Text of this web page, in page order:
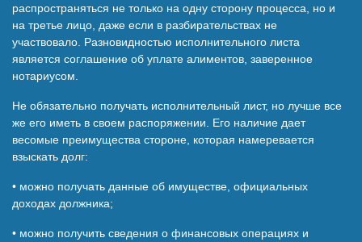
распространяться не только на одну сторону процесса, но и
на третье лицо, даже если в разбирательствах не
участвовало. Разновидностью исполнительного листа
является соглашение об уплате алиментов, заверенное
нотариусом.
Не обязательно получать исполнительный лист, но лучше все
же его иметь в своем распоряжении. Его наличие дает
весомые преимущества стороне, которая намеревается
взыскать долг:
• можно получать данные об имуществе, официальных
доходах должника;
• можно получить сведения о финансовых операциях и